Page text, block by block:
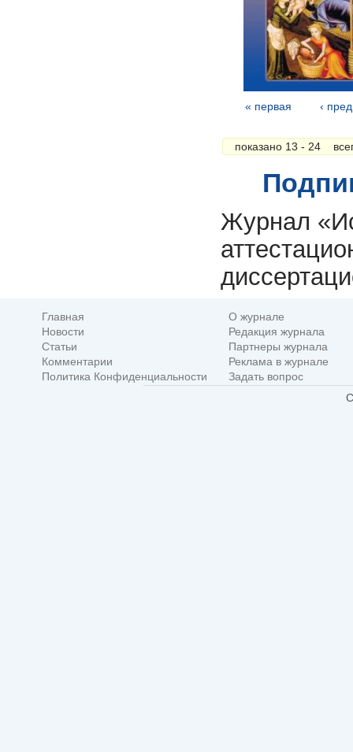
« первая ‹
показано 13 - 24
Журнал
Главная
О журнале
Новости
Редакция журнала
Статьи
Партнеры журнала
Комментарии
Реклама в журнале
Политика Конфиденциальности
Задать вопрос